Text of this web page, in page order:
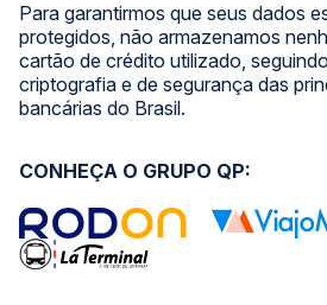
Para garantirmos que seus dados
protegidos, não armazenamos
cartão de crédito utilizado,
criptografia e de segurança das
bancárias do Brasil.
CONHEÇA O GRUPO QP: